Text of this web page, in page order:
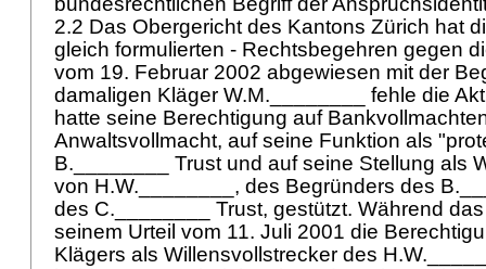
2.2 Das Obergericht des Kantons Zürich hat
gleich formulierten - Rechtsbegehren gegen
vom 19. Februar 2002 abgewiesen mit der
damaligen Kläger W.M.________ fehle die
hatte seine Berechtigung auf
Anwaltsvollmacht, auf seine Funktion als
B.________ Trust und auf seine Stellung als
von H.W.________, des Begründers des
des C.________ Trust, gestützt. Während
seinem Urteil vom 11. Juli 2001 die
Klägers als Willensvollstrecker des